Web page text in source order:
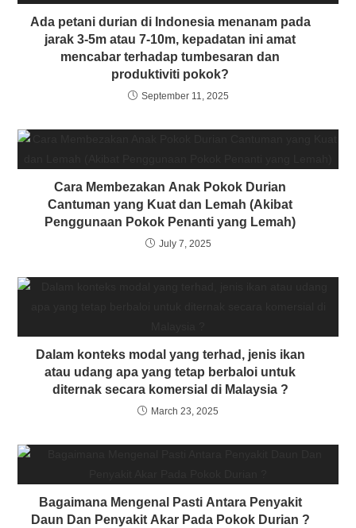
Ada petani durian di Indonesia menanam pada
jarak 3-5m atau 7-10m, kepadatan ini amat
mencabar terhadap tumbesaran dan
produktiviti pokok?
September 11, 2025
Cara Membezakan Anak Pokok Durian
Cantuman yang Kuat dan Lemah (Akibat
Penggunaan Pokok Penanti yang Lemah)
July 7, 2025
Dalam konteks modal yang terhad, jenis ikan
atau udang apa yang tetap berbaloi untuk
diternak secara komersial di Malaysia ?
March 23, 2025
Bagaimana Mengenal Pasti Antara Penyakit
Daun Dan Penyakit Akar Pada Pokok Durian ?